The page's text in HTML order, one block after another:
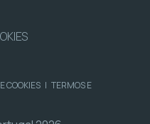
COOKIES | TERMOS E